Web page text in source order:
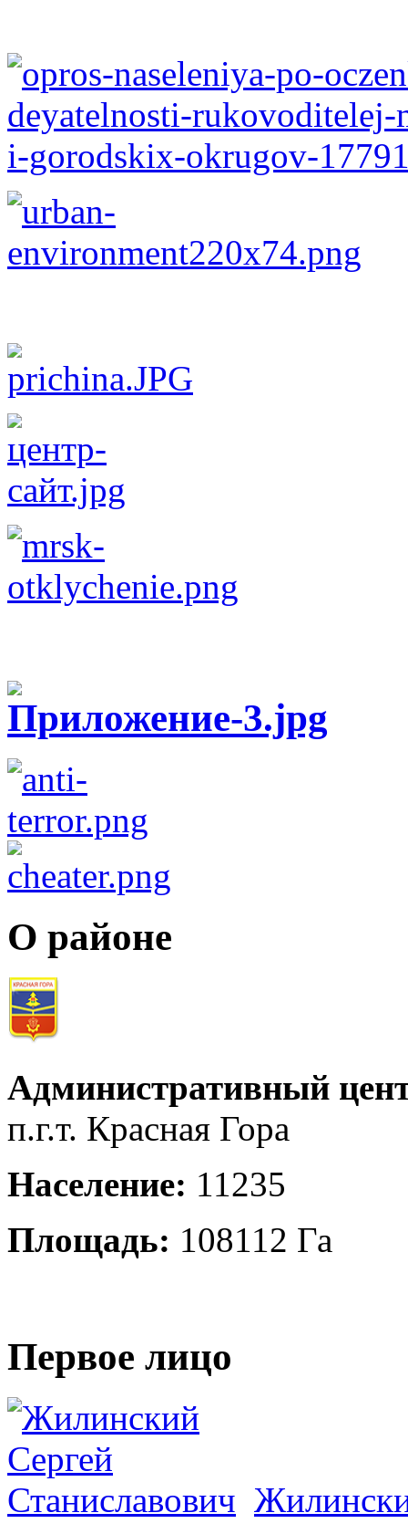
О районе
Административный
п.г.т. Красная Гора
Население: 11235
Площадь: 108112 Га
Первое лицо